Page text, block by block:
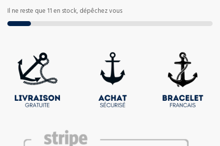
Il ne reste que 11 en stock, dépêchez vous